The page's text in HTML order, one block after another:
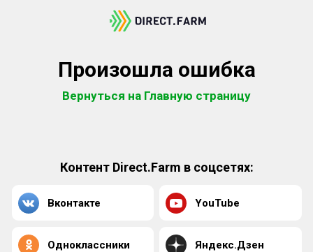
Произошла ошибка
Вернуться на Главную страницу
Контент Direct.Farm в соцсетях:
Вконтакте YouTube
Одноклассники Яндекс.Дзен